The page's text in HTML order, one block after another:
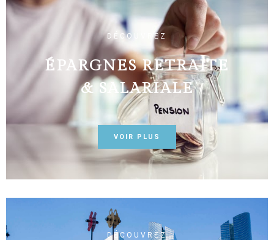
DÉCOUVREZ
ÉPARGNES RETRAITE
& SALARIALE
VOIR PLUS
DÉCOUVREZ